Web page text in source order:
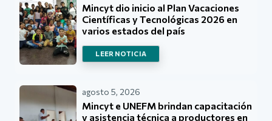
Mincyt dio inicio al Plan Vacaciones
Científicas y Tecnológicas 2026 en
varios estados del país
LEER NOTICIA
agosto 5, 2026
Mincyt e UNEFM brindan capacitación
y asistencia técnica a productores en